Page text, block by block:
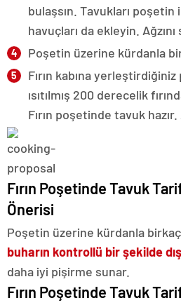
bulaşsın. Tavukları poşetin
havuçları da ekleyin. Ağzını
Poşetin üzerine kürdanla
Fırın kabına
ısıtılmış 200 derecelik
Fırın poşetinde tavuk
Fırın Poşetinde Tavuk
Önerisi
Poşetin üzerine kürdanla
buharın kontrollü bir şekilde
daha iyi pişirme sunar.
Fırın Poşetinde Tavuk